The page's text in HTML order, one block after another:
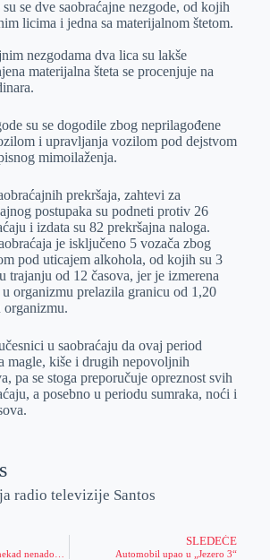
se dve saobraćajne nezgode, od kojih
licima i jedna sa materijalnom štetom.
nezgodama dva lica su lakše
materijalna šteta se procenjuje na
su se dogodile zbog neprilagođene
i upravljanja vozilom pod dejstvom
mimoilaženja.
prekršaja, zahtevi za
postupaka su podneti protiv 26
i izdata su 82 prekršajna naloga.
je isključeno 5 vozača zbog
pod uticajem alkohola, od kojih su 3
trajanju od 12 časova, jer je izmerena
organizmu prelazila granicu od 1,20
u saobraćaju da ovaj period
magle, kiše i drugih nepovoljnih
pa se stoga preporučuje opreznost svih
a posebno u periodu sumraka, noći i
radio televizije Santos
SLEDEĆE
Automobil upao u „Jezero 3“